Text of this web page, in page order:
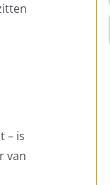
– is
van